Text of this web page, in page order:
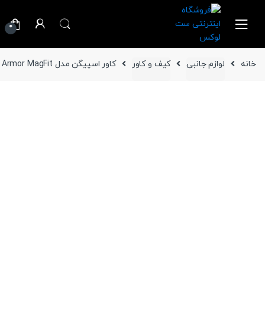
0
خانه لوازم جانبی کیف و کاور کاور اسپیگن مدل Rugged Armor MagFit گوشی سامسونگ Galaxy S25 Ultra